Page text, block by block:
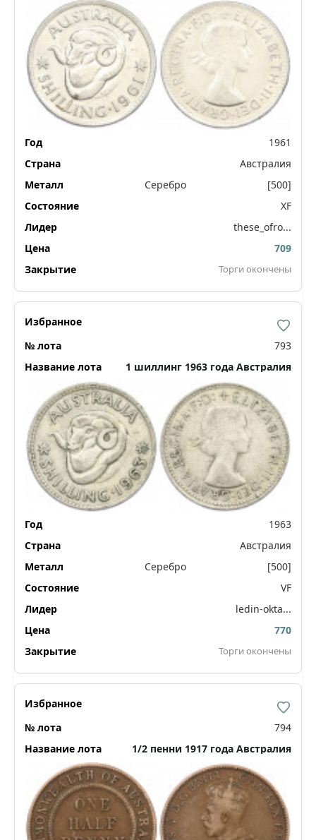
1961
Австралия
Серебро
[500]
XF
these_ofro...
709
Торги окончены
793
1 шиллинг 1963 года Австралия
1963
Австралия
Серебро
[500]
VF
ledin-okta...
770
Торги окончены
794
1/2 пенни 1917 года Австралия